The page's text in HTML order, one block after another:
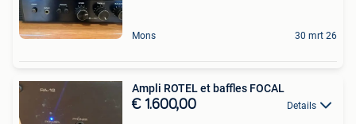
Mons 30 mrt 26
Ampli ROTEL et baffles FOCAL
€ 1.600,00 Details